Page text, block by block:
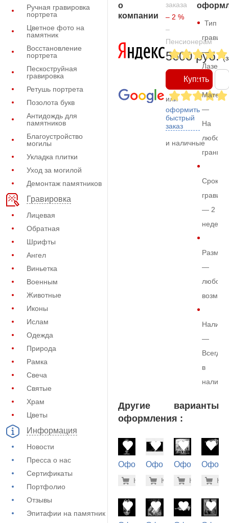
Ручная гравировка
портрета
Цветное фото на
памятник
Восстановление
портрета
Пескоструйная
гравировка
Ретушь портрета
Позолота букв
Антидождь для
памятников
Благоустройство
могилы
Укладка плитки
Уход за могилой
Демонтаж памятников
Гравировка
Лицевая
Обратная
Шрифты
Ангел
Виньетка
Военным
Животные
Иконы
Ислам
Одежда
Природа
Рамка
Свеча
Святые
Храм
Цветы
Информация
Новости
Пресса о нас
Сертификаты
Портфолио
Отзывы
Эпитафии на памятник
о
компании
заказа
– 2 %
–
Пенсионерам
5600 руб.
Купить
или
оформить
быстрый
заказ
и наличные
Тип
—
—
На
любом
граните
Срок
— 2
недели
Размер
—
любой
—
Всегда
в
Другие варианты
оформления :
Оформление
(71-124)
-7% 500 руб.
Купить
Оформление
(73-228)
-7%
Купить
Оформление
(71-781)
-
Купить(71-